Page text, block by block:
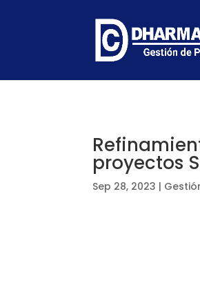
proyectos
Sep 28, 2023 |